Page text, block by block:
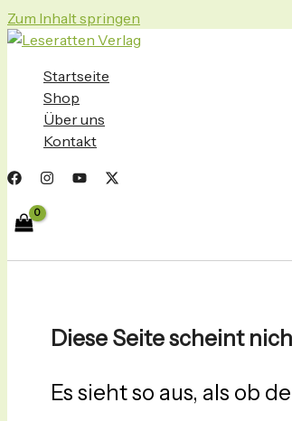
Zum Inhalt springen
Startseite
Shop
Über uns
Kontakt
Diese Seite scheint
Es sieht so aus, als ob